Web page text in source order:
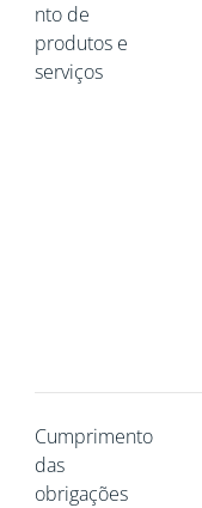
nto de
produtos e
serviços
Cumprimento
das
obrigações